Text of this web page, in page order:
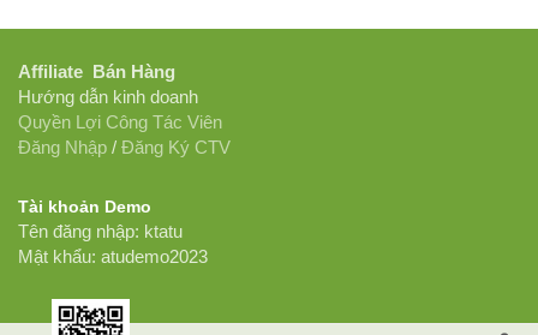
Affiliate Bán Hàng
Hướng dẫn kinh doanh
Quyền Lợi Công Tác Viên
Đăng Nhập / Đăng Ký CTV
Tài khoản Demo
Tên đăng nhập: ktatu
Mật khẩu: atudemo2023